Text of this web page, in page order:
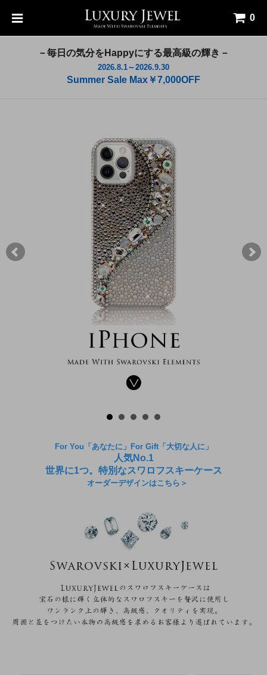
0
－毎日の気分をHappyにする最高級の輝き－
2026.8.1～2026.9.30
Summer Sale Max￥7,000OFF
For You「あなたに」For Gift「大切な人に」
人気No.1
世界に1つ。特別なスワロフスキーケース
オーダーデザインはこちら＞